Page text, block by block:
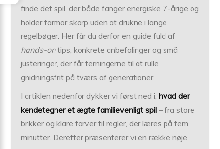
finde det spil, der både fanger energiske 7-årige og
holder farmor skarp uden at drukne i lange
regelbøger. Her får du derfor en guide fuld af
hands-ontips, konkrete anbefalinger og små
justeringer, der får terningerne til at rulle
gnidningsfrit på tværs af generationer.
I artiklen nedenfor dykker vi først ned i,hvad der
kendetegner et ægte familievenligt spil – fra store
brikker og klare farver til regler, der læres på fem
minutter. Derefter præsenterer vi en række nøje